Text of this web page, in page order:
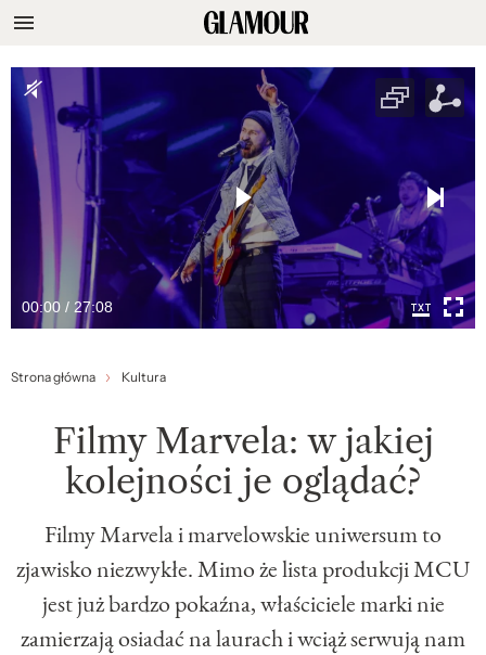
00:00 / 27:08
Strona główna Kultura
Filmy Marvela: w jakiej
kolejności je oglądać?
Filmy Marvela i marvelowskie uniwersum to
zjawisko niezwykłe. Mimo że lista produkcji MCU
jest już bardzo pokaźna, właściciele marki nie
zamierzają osiadać na laurach i wciąż serwują nam